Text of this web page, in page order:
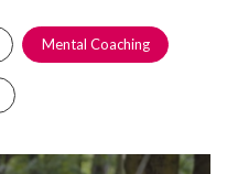
Mental Coaching